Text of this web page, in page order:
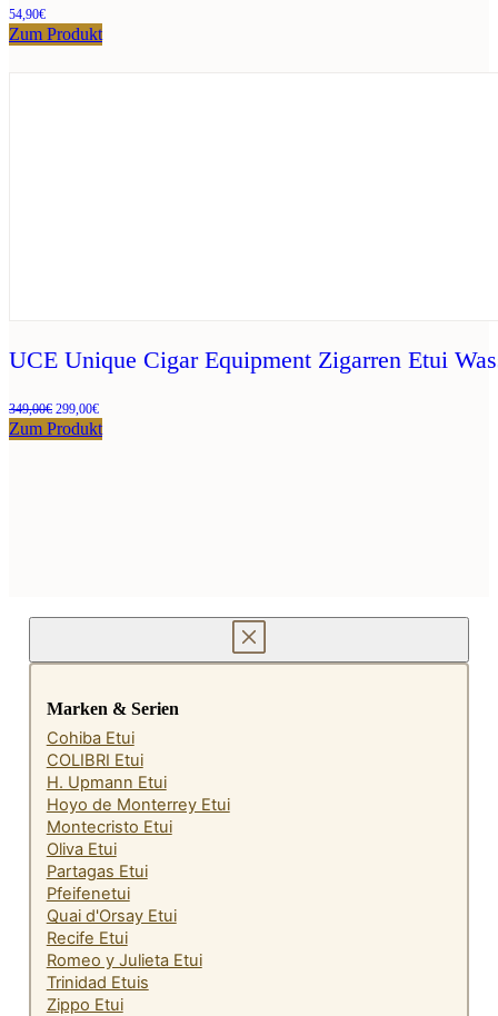
54,90€
Zum Produkt
UCE Unique Cigar Equipment Zigarren Etui
349,00€ Ursprünglicher
Preis
war:
299,00€Aktueller
Preis
ist:
Zum Produkt
Marken & Serien
Cohiba Etui
COLIBRI Etui
H. Upmann Etui
Hoyo de Monterrey Etui
Montecristo Etui
Oliva Etui
Partagas Etui
Pfeifenetui
Quai d'Orsay Etui
Recife Etui
Romeo y Julieta Etui
Trinidad Etuis
Zippo Etui